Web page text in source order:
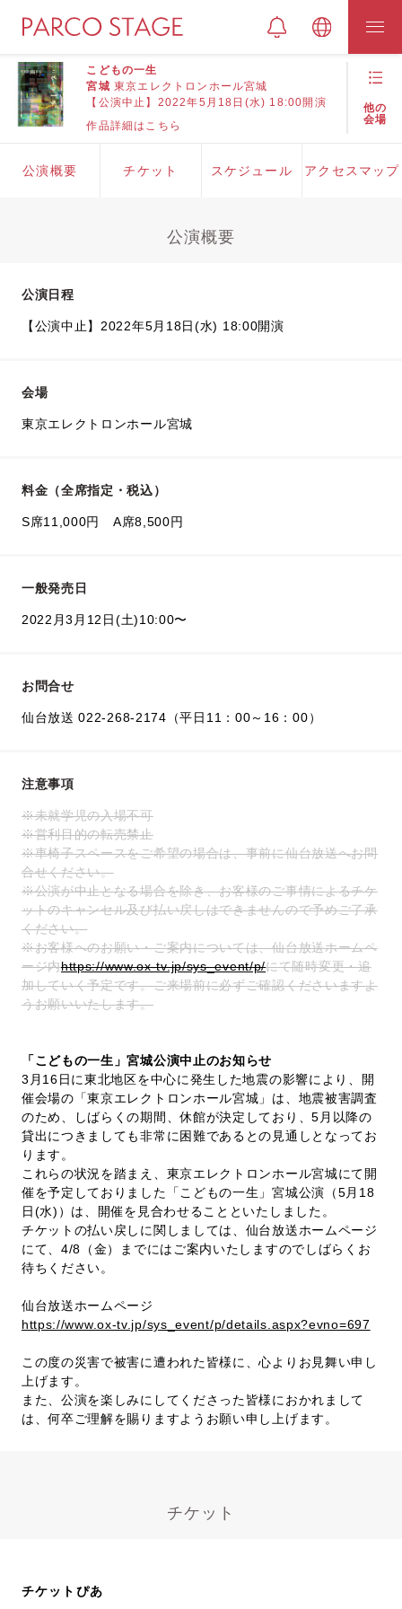
こどもの一生
宮城 東京エレクトロンホール宮城
【公演中止】2022年5月18日(水) 18:00開演
作品詳細はこちら
他の
会場
公演概要 チケット スケジュール アクセスマップ
公演概要
公演日程
【公演中止】2022年5月18日(水) 18:00開演
会場
東京エレクトロンホール宮城
料金（全席指定・税込）
S席11,000円 A席8,500円
一般発売日
2022月3月12日(土)10:00〜
お問合せ
仙台放送 022-268-2174（平日11：00～16：00）
注意事項
※未就学児の入場不可
※営利目的の転売禁止
※車椅子スペースをご希望の場合は、事前に仙台放送へお問
合せください。
※公演が中止となる場合を除き、お客様のご事情によるチケ
ットのキャンセル及び払い戻しはできませんので予めご了承
ください。
※お客様へのお願い・ご案内については、仙台放送ホームペ
ージ内https://www.ox-tv.jp/sys_event/p/にて随時変更・追
加していく予定です。ご来場前に必ずご確認くださいますよ
うお願いいたします。
「こどもの一生」宮城公演中止のお知らせ
3月16日に東北地区を中心に発生した地震の影響により、開
催会場の「東京エレクトロンホール宮城」は、地震被害調査
のため、しばらくの期間、休館が決定しており、5月以降の
貸出につきましても非常に困難であるとの見通しとなってお
ります。
これらの状況を踏まえ、東京エレクトロンホール宮城にて開
催を予定しておりました「こどもの一生」宮城公演（5月18
日(水)）は、開催を見合わせることといたしました。
チケットの払い戻しに関しましては、仙台放送ホームページ
にて、4/8（金）までにはご案内いたしますのでしばらくお
待ちください。
仙台放送ホームページ
https://www.ox-tv.jp/sys_event/p/details.aspx?evno=697
この度の災害で被害に遭われた皆様に、心よりお見舞い申し
上げます。
また、公演を楽しみにしてくださった皆様におかれまして
は、何卒ご理解を賜りますようお願い申し上げます。
チケット
チケットぴあ